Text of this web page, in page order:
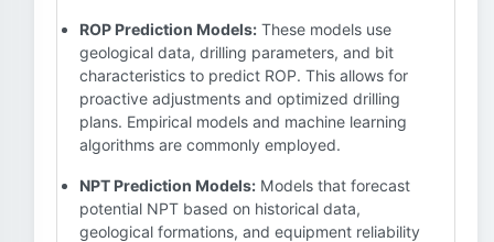
ROP Prediction Models: These models use
geological data, drilling parameters, and bit
characteristics to predict ROP. This allows for
proactive adjustments and optimized drilling
plans. Empirical models and machine learning
algorithms are commonly employed.
NPT Prediction Models: Models that forecast
potential NPT based on historical data,
geological formations, and equipment reliability